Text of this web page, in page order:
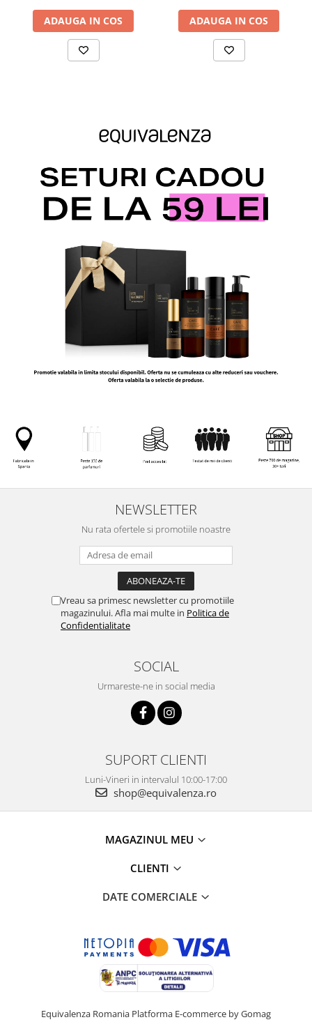
ADAUGA IN COS ADAUGA IN COS
NEWSLETTER
Nu rata ofertele si promotiile noastre
Vreau sa primesc newsletter cu promotiile
magazinului. Afla mai multe in Politica de
Confidentialitate
SOCIAL
Urmareste-ne in social media
SUPORT CLIENTI
Luni-Vineri in intervalul 10:00-17:00
shop@equivalenza.ro
MAGAZINUL MEU
CLIENTI
DATE COMERCIALE
Equivalenza Romania Platforma E-commerce by Gomag